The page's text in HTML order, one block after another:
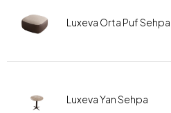
Luxeva Orta Puf Sehpa
Luxeva Yan Sehpa